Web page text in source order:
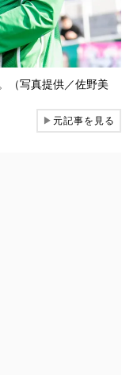
（写真提供／佐野美
▶元記事を見る